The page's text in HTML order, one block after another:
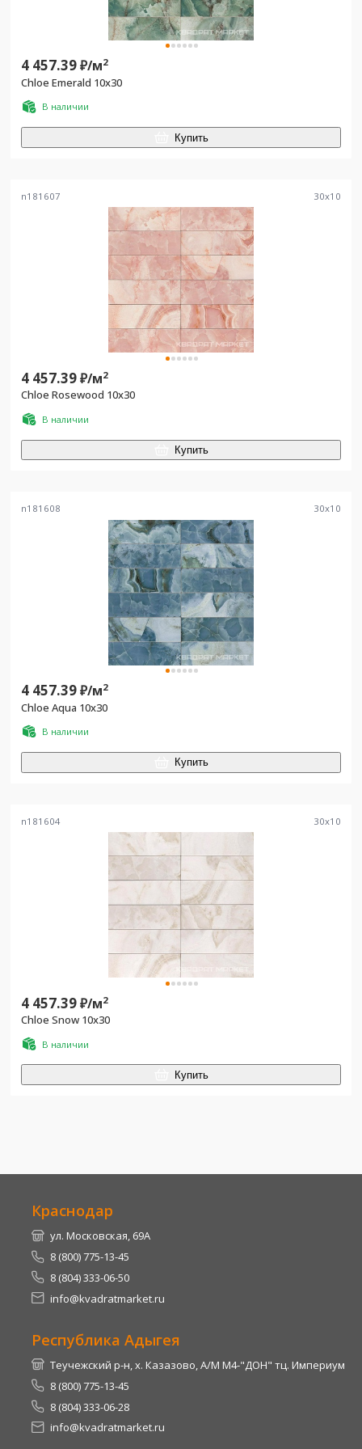
4 457.39₽/м2
Chloe Emerald 10x30
В наличии
Купить
n181607 30x10
4 457.39₽/м2
Chloe Rosewood 10x30
В наличии
Купить
n181608 30x10
4 457.39₽/м2
Chloe Aqua 10x30
В наличии
Купить
n181604 30x10
4 457.39₽/м2
Chloe Snow 10x30
В наличии
Купить
Краснодар
ул. Московская, 69А
8 (800) 775-13-45
8 (804) 333-06-50
info@kvadratmarket.ru
Республика Адыгея
Теучежский р-н, х. Казазово, А/М М4-"ДОН" тц. Империум
8 (800) 775-13-45
8 (804) 333-06-28
info@kvadratmarket.ru